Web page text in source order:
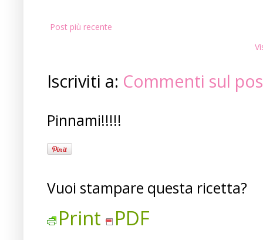
Post più recente
Iscriviti a: Commenti sul
Pinnami!!!!!
Vuoi stampare questa ricetta?
Print PDF